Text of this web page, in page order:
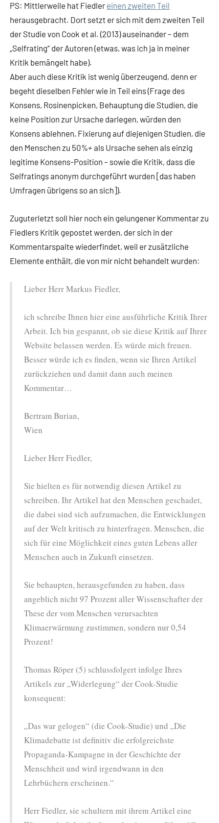
PS: Mittlerweile hat Fiedler einen zweiten Teil
herausgebracht. Dort setzt er sich mit dem zweiten Teil
der Studie von Cook et al. (2013) auseinander – dem
„Selfrating“ der Autoren (etwas, was ich ja in meiner
Kritik bemängelt habe).
Aber auch diese Kritik ist wenig überzeugend, denn er
begeht dieselben Fehler wie in Teil eins (Frage des
Konsens, Rosinenpicken, Behauptung die Studien, die
keine Position zur Ursache darlegen, würden den
Konsens ablehnen, Fixierung auf diejenigen Studien, die
den Menschen zu 50%+ als Ursache sehen als einzig
legitime Konsens-Position – sowie die Kritik, dass die
Selfratings anonym durchgeführt wurden [das haben
Umfragen übrigens so an sich]).
Zuguterletzt soll hier noch ein gelungener Kommentar zu
Fiedlers Kritik gepostet werden, der sich in der
Kommentarspalte wiederfindet, weil er zusätzliche
Elemente enthält, die von mir nicht behandelt wurden:
Lieber Herr Markus Fiedler,
ich schreibe Ihnen hier eine ausführliche Kritik Ihrer
Arbeit. Ich bin gespannt, ob sie diese Kritik auf Ihrer
Website belassen werden. Es würde mich freuen.
Besser würde ich es finden, wenn sie Ihren Artikel
zurückziehen und damit dann auch meinen
Kommentar…
Bertram Burian,
Wien
Lieber Herr Fiedler,
Sie hielten es für notwendig diesen Artikel zu
schreiben. Ihr Artikel hat den Menschen geschadet,
die dabei sind sich aufzumachen, die Entwicklungen
auf der Welt kritisch zu hinterfragen. Menschen, die
sich für eine Möglichkeit eines guten Lebens aller
Menschen auch in Zukunft einsetzen.
Sie behaupten, herausgefunden zu haben, dass
angeblich nicht 97 Prozent aller Wissenschafter der
These der vom Menschen verursachten
Klimaerwärmung zustimmen, sondern nur 0,54
Prozent!
Thomas Röper (5) schlussfolgert infolge Ihres
Artikels zur „Widerlegung“ der Cook-Studie
konsequent:
„Das war gelogen“ (die Cook-Studie) und „Die
Klimadebatte ist deﬁnitiv die erfolgreichste
Propaganda-Kampagne in der Geschichte der
Menschheit und wird irgendwann in den
Lehrbüchern erscheinen.“
Herr Fiedler, sie schultern mit ihrem Artikel eine